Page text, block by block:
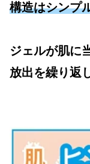
構造はシンプ
ジェルが肌に
放出を繰り返